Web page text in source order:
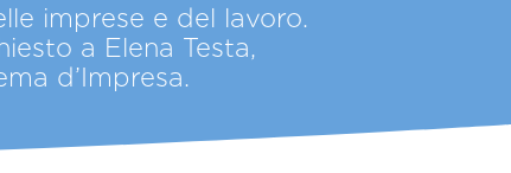
imprese e del lavoro.
a Elena Testa,
d’Impresa.